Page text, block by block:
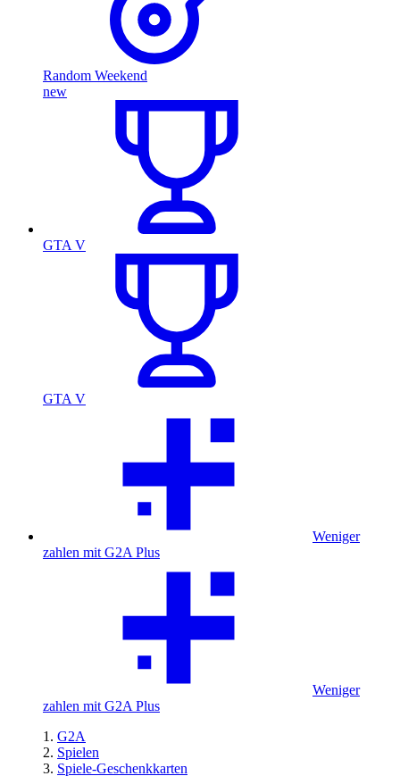
Random Weekend
new
GTA V
GTA V
Weniger
zahlen mit G2A Plus
Weniger
zahlen mit G2A Plus
G2A
Spielen
Spiele-Geschenkkarten